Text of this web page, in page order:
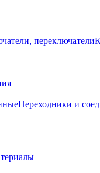
переключатели
Переходники и